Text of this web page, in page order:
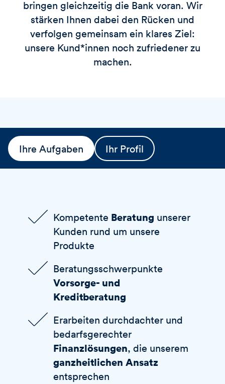
bringen gleichzeitig die Bank voran. Wir
stärken Ihnen dabei den Rücken und
verfolgen gemeinsam ein klares Ziel:
unsere Kund*innen noch zufriedener zu
machen.
Ihre Aufgaben Ihr Profil
Kompetente Beratung unserer
Kunden rund um unsere
Produkte
Beratungsschwerpunkte
Vorsorge- und
Kreditberatung
Erarbeiten durchdachter und
bedarfsgerechter
Finanzlösungen, die unserem
ganzheitlichen Ansatz
entsprechen